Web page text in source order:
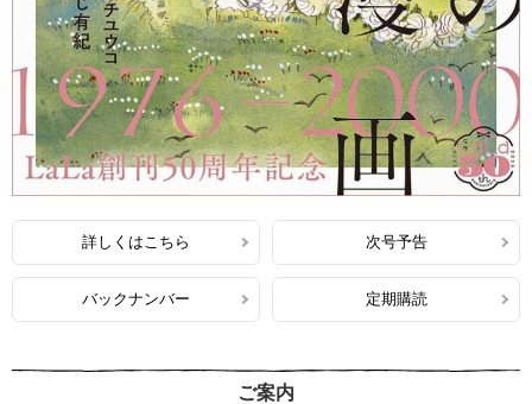
詳しくはこちら 次号予告
バックナンバー 定期購読
ご案内